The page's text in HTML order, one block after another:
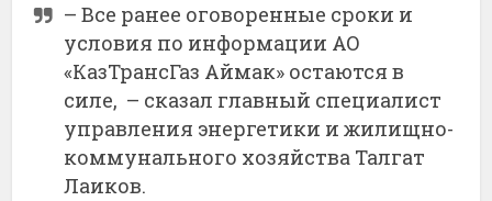
– Все ранее оговоренные сроки и
условия по информации АО
«КазТрансГаз Аймак» остаются в
силе, – сказал главный специалист
управления энергетики и жилищно-
коммунального хозяйства Талгат
Лаиков.